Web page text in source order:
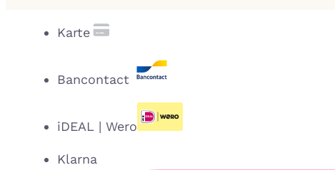
Karte
Bancontact
iDEAL | Wero
Klarna